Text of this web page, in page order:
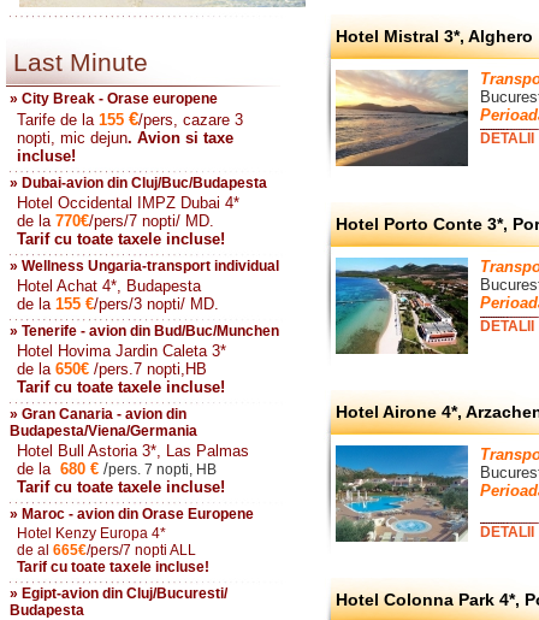
Last Minute
» City Break - Orase europene
Tarife de la 155 €/pers, cazare 3
nopti, mic dejun. Avion si taxe
incluse!
» Dubai-avion din Cluj/Buc/Budapesta
Hotel Occidental IMPZ Dubai 4*
de la 770€/pers/7 nopti/ MD.
Tarif cu toate taxele incluse!
» Wellness Ungaria-transport individual
Hotel Achat 4*, Budapesta
de la 155 €/pers/3 nopti/ MD.
» Tenerife - avion din Bud/Buc/Munchen
Hotel Hovima Jardin Caleta 3*
de la 650€ /pers.7 nopti,HB
Tarif cu toate taxele incluse!
» Gran Canaria - avion din
Budapesta/Viena/Germania
Hotel Bull Astoria 3*, Las Palmas
de la 680 € /pers. 7 nopti, HB
Tarif cu toate taxele incluse!
» Maroc - avion din Orase Europene
Hotel Kenzy Europa 4*
de al 665€/pers/7 nopti ALL
Tarif cu toate taxele incluse!
» Egipt-avion din Cluj/Bucuresti/
Budapesta
Hotel Mistral 3*, Alghero
DETALII
Hotel Porto Conte 3*,
DETALII
Hotel Airone 4*,
DETALII
Hotel Colonna Park 4*,